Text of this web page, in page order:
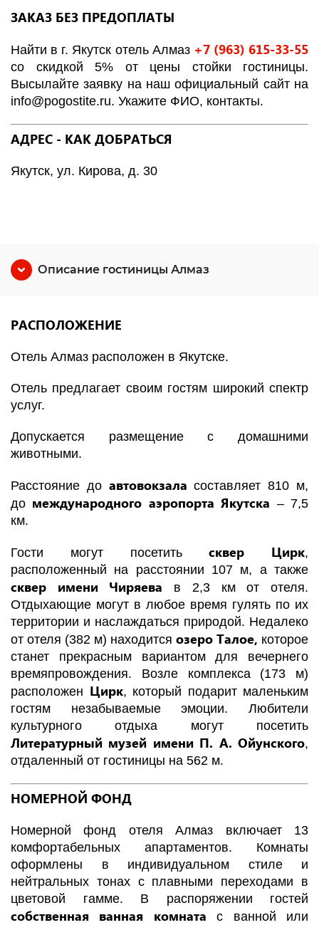
ЗАКАЗ БЕЗ ПРЕДОПЛАТЫ
Найти в г. Якутск отель Алмаз +7 (963) 615-33-55
со скидкой 5% от цены стойки гостиницы.
Высылайте заявку на наш официальный сайт на
info@pogostite.ru. Укажите ФИО, контакты.
АДРЕС - КАК ДОБРАТЬСЯ
Якутск, ул. Кирова, д. 30
Описание гостиницы Алмаз
РАСПОЛОЖЕНИЕ
Отель Алмаз расположен в Якутске.
Отель предлагает своим гостям широкий спектр
услуг.
Допускается размещение с домашними
животными.
Расстояние до автовокзала составляет 810 м,
до международного аэропорта Якутска – 7,5
км.
Гости могут посетитьсквер Цирк,
расположенный на расстоянии 107 м, а также
сквер имени Чиряева
в 2,3 км от отеля.
Отдыхающие могут в любое время гулять по их
территории и наслаждаться природой. Недалеко
от отеля (382 м) находится озеро Талое, которое
станет прекрасным вариантом для вечернего
времяпровождения. Возле комплекса (173 м)
расположен Цирк, который подарит маленьким
гостям незабываемые эмоции. Любители
культурного отдыха могут посетить
Литературный музей имени П. А. Ойунского,
отдаленный от гостиницы на 562 м.
НОМЕРНОЙ ФОНД
Номерной фонд отеля Алмаз включает 13
комфортабельных апартаментов. Комнаты
оформлены в индивидуальном стиле и
нейтральных тонах с плавными переходами в
цветовой гамме. В распоряжении гостей
собственная ванная комната с ванной или